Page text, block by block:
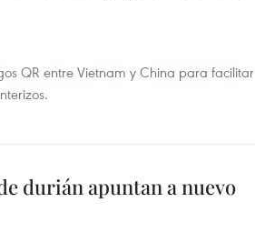
QR entre Vietnam y China para facilitar
durián apuntan a nuevo